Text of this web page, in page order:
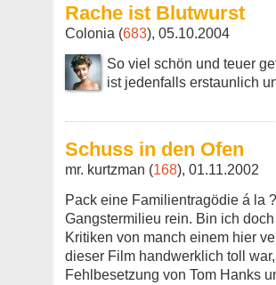
Rache ist Blutwurst
Colonia (683), 05.10.2004
So viel schön und teuer
ist jedenfalls erstaunlich
Schuss in den Ofen
mr. kurtzman (168), 01.11.2002
Pack eine Familientragödie á la
Gangstermilieu rein. Bin ich
Kritiken von manch einem hier
dieser Film handwerklich toll
Fehlbesetzung von Tom Hanks